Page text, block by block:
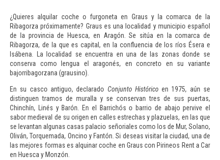
¿Quieres alquilar coche o furgoneta en Graus y la comarca de la
Ribagorza próximamente? Graus es una localidad y municipio español
de la provincia de Huesca, en Aragón. Se sitúa en la comarca de
Ribagorza, de la que es capital, en la confluencia de los ríos Ésera e
Isábena. La localidad se encuentra en una de las zonas donde se
conserva como lengua el aragonés, en concreto en su variante
bajorribagorzana (grausino).
En su casco antiguo, declarado Conjunto Históricoen 1975, aún se
distinguen tramos de muralla y se conservan tres de sus puertas,
Chinchín, Linés y Barón. En el Barrichós o barrio de abajo pervive el
sabor medieval de su origen en calles estrechas y plazuelas, en las que
se levantan algunas casas palacio señoriales como los de Mur,Solano,
Oliván, Torquemada, Oncino y Fantón. Si deseas visitar la ciudad, una de
las mejores formas es alquinar coche en Graus con Pirineos Rent a Car
en Huesca y Monzón.